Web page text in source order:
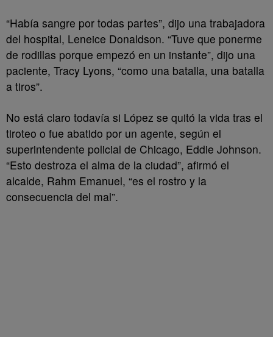
“Había sangre por todas partes”, dijo una trabajadora
del hospital, Leneice Donaldson. “Tuve que ponerme
de rodillas porque empezó en un instante”, dijo una
paciente, Tracy Lyons, “como una batalla, una batalla
a tiros”.
No está claro todavía si López se quitó la vida tras el
tiroteo o fue abatido por un agente, según el
superintendente policial de Chicago, Eddie Johnson.
“Esto destroza el alma de la ciudad”, afirmó el
alcalde, Rahm Emanuel, “es el rostro y la
consecuencia del mal”.